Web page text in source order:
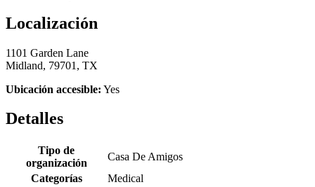
Localización
1101 Garden Lane
Midland, 79701, TX
Ubicación accesible: Yes
Detalles
Tipo de
organización
Casa De Amigos
Categorías
Medical